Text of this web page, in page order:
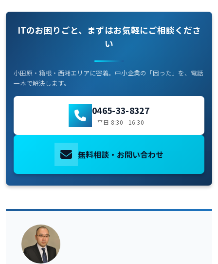
ITのお困りごと、まずはお気軽にご相談くださ
い
小田原・箱根・西湘エリアに密着。中小企業の「困った」を、電話
一本で解決します。
0465-33-8327
平日 8:30 - 16:30
無料相談・お問い合わせ